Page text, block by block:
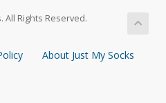
All Rights Reserved.
About Just My Socks